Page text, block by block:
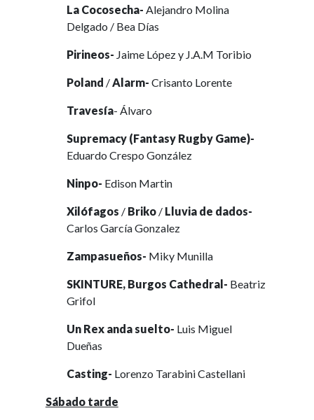
La Cocosecha- Alejandro Molina
Delgado / Bea Días
Pirineos- Jaime López y J.A.M Toribio
Poland /Alarm- Crisanto Lorente
Travesía- Álvaro
Supremacy (Fantasy Rugby Game)-
Eduardo Crespo González
Ninpo- Edison Martin
Xilófagos / Briko/ Lluvia de dados-
Carlos García Gonzalez
Zampasueños- Miky Munilla
SKINTURE, Burgos Cathedral- Beatriz
Grifol
Un Rex anda suelto- Luis Miguel
Dueñas
Casting- Lorenzo Tarabini Castellani
Sábado tarde